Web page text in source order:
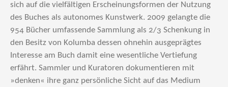
sich auf die vielfältigen Erscheinungsformen der Nutzung
des Buches als autonomes Kunstwerk. 2009 gelangte die
954 Bücher umfassende Sammlung als 2/3 Schenkung in
den Besitz von Kolumba dessen ohnehin ausgeprägtes
Interesse am Buch damit eine wesentliche Vertiefung
erfährt. Sammler und Kuratoren dokumentieren mit
»denken« ihre ganz persönliche Sicht auf das Medium